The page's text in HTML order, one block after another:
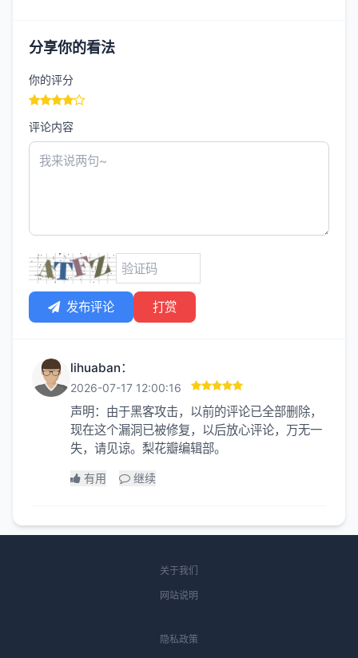
分享你的看法
你的评分
评论内容
发布评论 打赏
lihuaban：
2026-07-17 12:00:16
声明：由于黑客攻击，以前的评论已全部删除，
现在这个漏洞已被修复，以后放心评论，万无一
失，请见谅。梨花瓣编辑部。
有用 继续
关于我们
网站说明
隐私政策